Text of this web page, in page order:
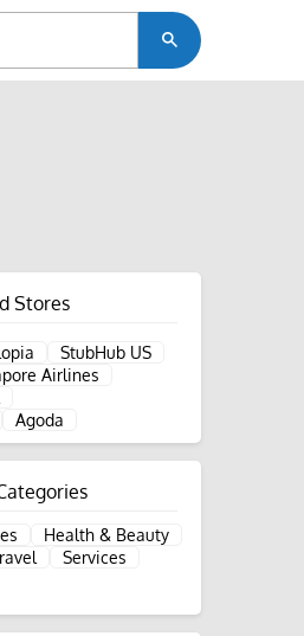
Stores
StubHub US
Airlines
Agoda
Health & Beauty
Services